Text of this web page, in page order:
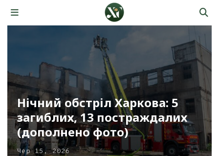
Нічний обстріл Харкова: 5
загиблих, 13 постраждалих
(дополнено фото)
Чер 15, 2026